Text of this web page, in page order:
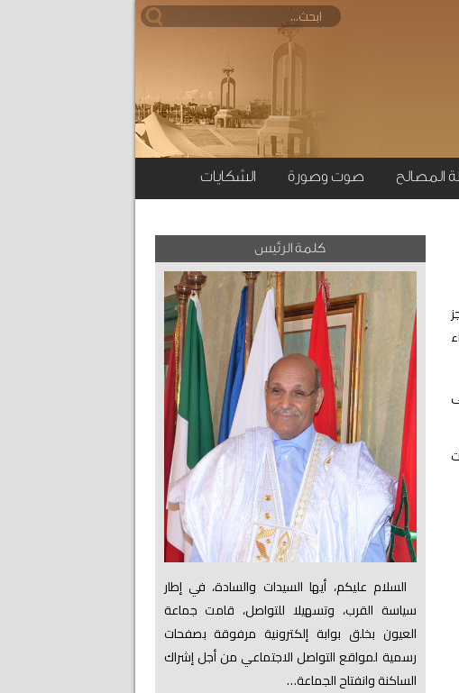
المصالح صوت وصورة الشكايات
كلمة الرئيس
السلام عليكم، أيها السيدات والسادة، في إطار
سياسة القرب، وتسهيلا للتواصل، قامت جماعة
العيون بخلق بوابة إلكترونية مرفوقة بصفحات
رسمية لمواقع التواصل الاجتماعي من أجل إشراك
الساكنة وانفتاح الجماعة…